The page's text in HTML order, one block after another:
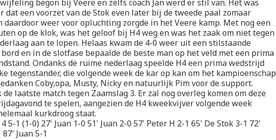
begon bij Veere en zelfs coach Jan werd er stil van. Het was
dat een voorzet van de Stok even later bij de tweede paal zomaar
daardoor weer voor opluchting zorgde in het Veere kamp. Met nog een
op de klok, was het geloof bij H4 weg en was het zaak om niet tegen
aan te lopen. Helaas kwam de 4-0 weer uit een stilstaande
en in de slotfase bepaalde de beste man op het veld met een prima
Ondanks de ruime nederlaag speelde H4 een prima wedstrijd
tegenstander, die volgende week de kar op kan om het kampioenschap
Coby,opa, Musty, Nicky en natuurlijk Pim voor de support.
de laatste match tegen Zaamslag 3. Er zal nog overleg komen om deze
te spelen, aangezien de H4 kweekvijver volgende week
kurkdroog staat.
5-1 (1-0) 27' Juan 1-0 51' Juan 2-0 57' Peter H 2-1 65' De Stok 3-1 72'
Juan 5-1